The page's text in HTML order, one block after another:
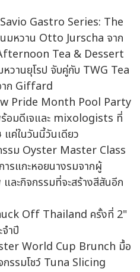
Gastro Series: The
มหวาน Otto Jurscha จาก
Tea & Dessert
วานยุโรป จับคู่กับ TWG Tea
าก Giffard
Pride Month Pool Party
อมดีเจและ mixologists ที่
ค่ในวันนี้วันเดียว
รรม Oyster Master Class
ารแกะหอยนางรมจากผู้
ละกิจกรรมที่จะสร้างสีสันอีก
Off Thailand ครั้งที่ 2"
ำปี
World Cup Brunch มื้อ
รรมโชว์ Tuna Slicing